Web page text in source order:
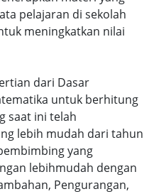
pelajaran di sekolah
meningkatkan nilai
dari Dasar
untuk berhitung
saat ini telah
lebih mudah dari tahun
yang
lebihmudah dengan
Pengurangan,